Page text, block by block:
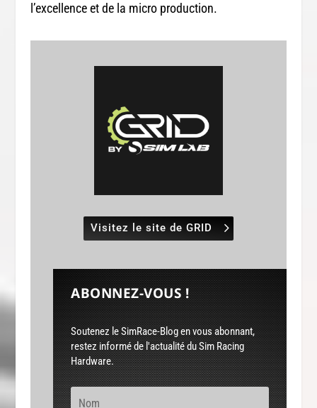
l’excellence et de la micro production.
Visitez le site de GRID
ABONNEZ-VOUS !
Soutenez le SimRace-Blog en vous abonnant,
restez informé de l'actualité du Sim Racing
Hardware.